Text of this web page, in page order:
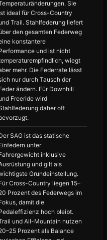
Sie
ideal für Cross-Country
Trail. Stahlfederung liefert
den gesamten Federweg
konstantere
und ist nicht
wiegt
mehr. Die Federrate lässt
nur durch Tausch der
ändern. Für Downhill
Freeride wird
daher oft
SAG ist das statische
unter
inklusive
und gilt als
Grundeinstellung.
Cross-Country liegen 15–
Prozent des Federwegs im
damit die
hoch bleibt.
und All-Mountain nutzen
Prozent als Balance